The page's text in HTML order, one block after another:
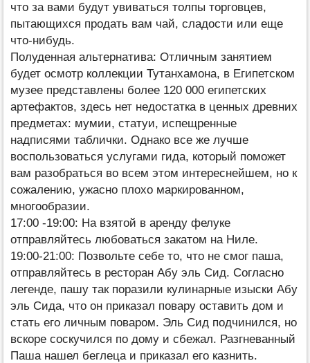
что за вами будут увиваться толпы торговцев,
пытающихся продать вам чай, сладости или еще
что-нибудь.
Полуденная альтернатива: Отличным занятием
будет осмотр коллекции Тутанхамона, в Египетском
музее представлены более 120 000 египетских
артефактов, здесь нет недостатка в ценных древних
предметах: мумии, статуи, испещренные
надписями таблички. Однако все же лучше
воспользоваться услугами гида, который поможет
вам разобраться во всем этом интереснейшем, но к
сожалению, ужасно плохо маркированном,
многообразии.
17:00 -19:00: На взятой в аренду фелуке
отправляйтесь любоваться закатом на Ниле.
19:00-21:00: Позвольте себе то, что не смог паша,
отправляйтесь в ресторан Абу эль Сид. Согласно
легенде, пашу так поразили кулинарные изыски Абу
эль Сида, что он приказал повару оставить дом и
стать его личным поваром. Эль Сид подчинился, но
вскоре соскучился по дому и сбежал. Разгневанный
Паша нашел беглеца и приказал его казнить.